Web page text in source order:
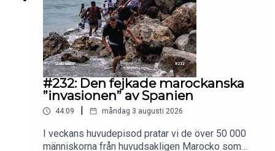
#232: Den fejkade marockanska
”invasionen” av Spanien
44:09 måndag 3 augusti 2026
I veckans huvudepisod pratar vi de över 50 000
människorna från huvudsakligen Marocko som